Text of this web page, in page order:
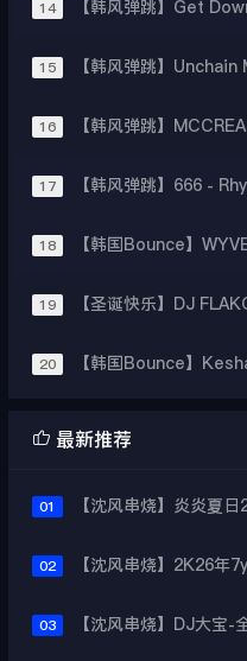
14 【韩风弹跳】Get
15
16
17
18
19
20
 最新推荐
01 【沈风串烧】炎炎夏
02
03